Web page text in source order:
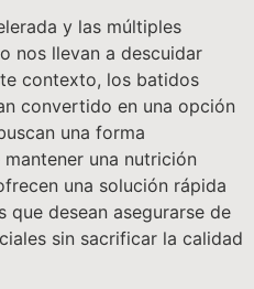
y las múltiples
nos llevan a descuidar
contexto, los batidos
convertido en una opción
una forma
una nutrición
una solución rápida
que desean asegurarse de
sin sacrificar la calidad